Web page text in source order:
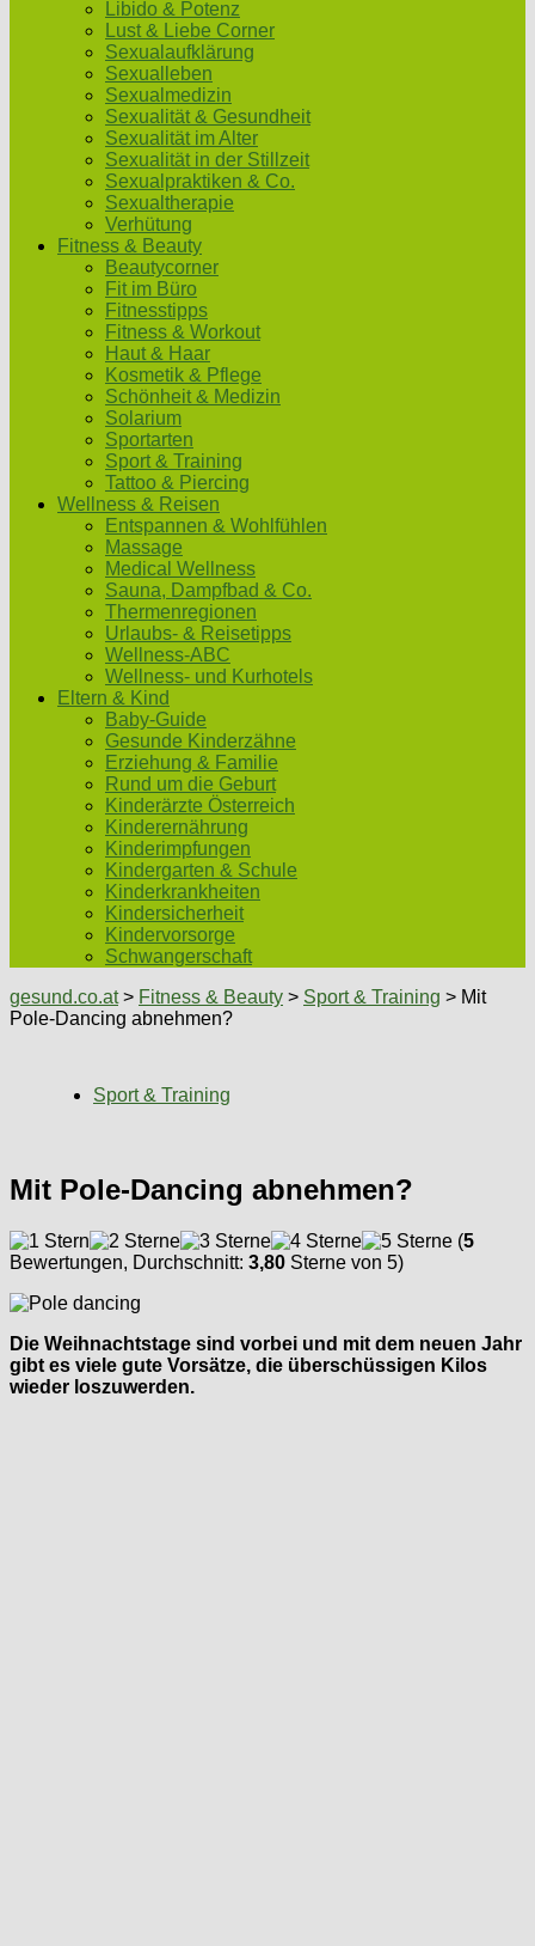
Libido & Potenz
Lust & Liebe Corner
Sexualaufklärung
Sexualleben
Sexualmedizin
Sexualität & Gesundheit
Sexualität im Alter
Sexualität in der Stillzeit
Sexualpraktiken & Co.
Sexualtherapie
Verhütung
Fitness & Beauty
Beautycorner
Fit im Büro
Fitnesstipps
Fitness & Workout
Haut & Haar
Kosmetik & Pflege
Schönheit & Medizin
Solarium
Sportarten
Sport & Training
Tattoo & Piercing
Wellness & Reisen
Entspannen & Wohlfühlen
Massage
Medical Wellness
Sauna, Dampfbad & Co.
Thermenregionen
Urlaubs- & Reisetipps
Wellness-ABC
Wellness- und Kurhotels
Eltern & Kind
Baby-Guide
Gesunde Kinderzähne
Erziehung & Familie
Rund um die Geburt
Kinderärzte Österreich
Kinderernährung
Kinderimpfungen
Kindergarten & Schule
Kinderkrankheiten
Kindersicherheit
Kindervorsorge
Schwangerschaft
gesund.co.at> Fitness & Beauty > Sport & Training > Mit
Pole-Dancing abnehmen?
Sport & Training
Mit Pole-Dancing abnehmen?
(5
Bewertungen, Durchschnitt: 3,80 Sterne von 5)
Die Weihnachtstage sind vorbei und mit dem neuen Jahr
gibt es viele gute Vorsätze, die überschüssigen Kilos
wieder loszuwerden.